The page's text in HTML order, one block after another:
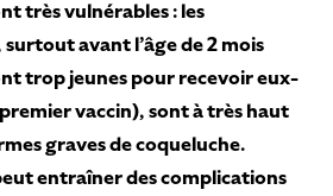
très vulnérables : les
avant l’âge de 2 mois
trop jeunes pour recevoir eux-
vaccin), sont à très haut
graves de coqueluche.
entraîner des complications